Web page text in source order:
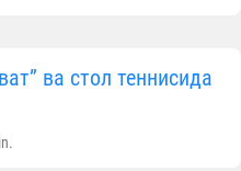
ва стол теннисида